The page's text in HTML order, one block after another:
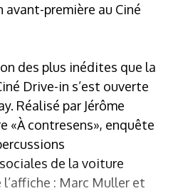
première au Ciné
des plus inédites que la
Drive-in s’est ouverte
Réalisé par Jérôme
«À contresens», enquête
de la voiture
: Marc Muller et